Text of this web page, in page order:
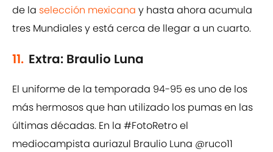
de la selección mexicana y hasta ahora acumula
tres Mundiales y está cerca de llegar a un cuarto.
11. Extra: Braulio Luna
El uniforme de la temporada 94-95 es uno de los
más hermosos que han utilizado los pumas en las
últimas décadas. En la #FotoRetroel
mediocampista auriazul Braulio Luna @ruco11